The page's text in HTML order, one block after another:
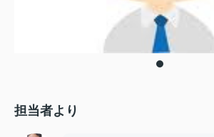
担当者より